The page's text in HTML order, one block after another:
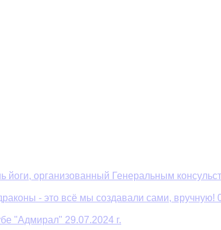
организованный Генеральным
- это всё мы создавали сами, вручную!
"Адмирал" 29.07.2024 г.